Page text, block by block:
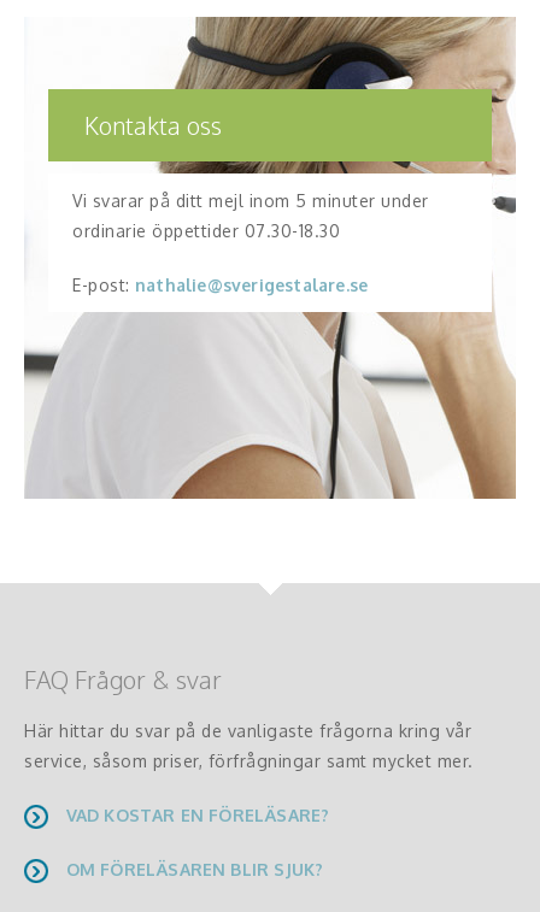
Kontakta oss
Vi svarar på ditt mejl inom 5 minuter under
ordinarie öppettider 07.30-18.30
E-post: nathalie@sverigestalare.se
FAQ Frågor & svar
Här hittar du svar på de vanligaste frågorna kring vår
service, såsom priser, förfrågningar samt mycket mer.
VAD KOSTAR EN FÖRELÄSARE?
OM FÖRELÄSAREN BLIR SJUK?